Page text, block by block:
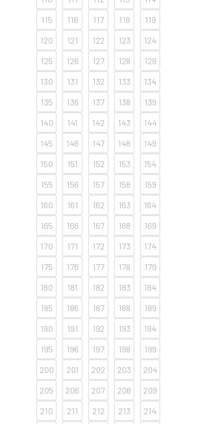
115
116 117 118
119
120
121 122 123
124
125
126 127 128
129
130
131 132 133
134
135
136 137 138
139
140
141 142 143
144
145
146 147 148
149
150
151 152 153
154
155
156 157 158
159
160
161 162 163
164
165
166 167 168
169
170
171 172 173
174
175
176 177 178
179
180
181 182 183
184
185
186 187 188
189
190
191 192 193
194
195
196 197 198
199
200
201 202 203
204
205
206 207 208
209
210
211 212 213
214